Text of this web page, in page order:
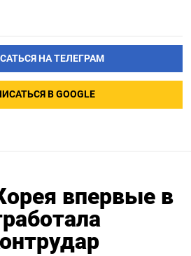
НА ТЕЛЕГРАМ
В GOOGLE
впервые в